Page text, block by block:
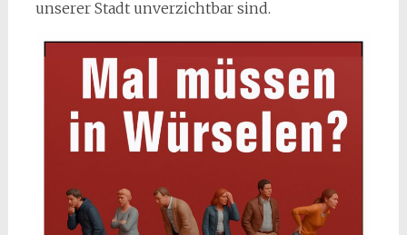
unserer Stadt unverzichtbar sind.